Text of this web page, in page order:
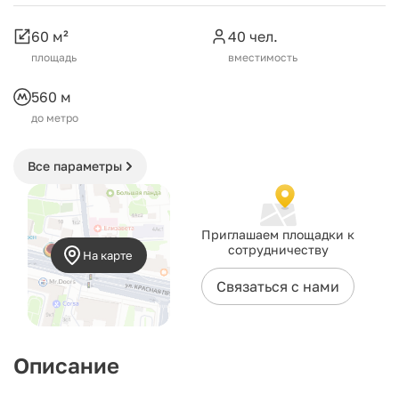
60 м²
площадь
40 чел.
вместимость
560 м
до метро
Все параметры
На карте
Приглашаем площадки к
сотрудничеству
Связаться с нами
Описание